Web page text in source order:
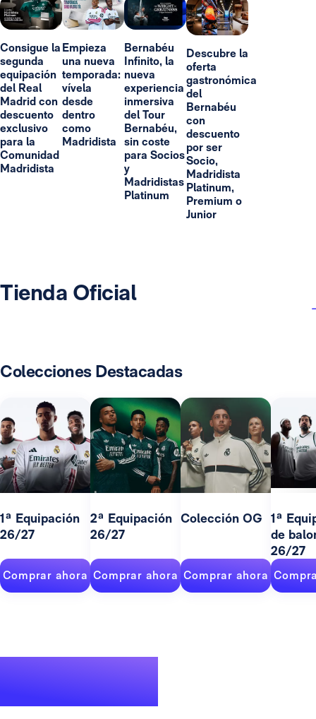
Consigue la
segunda
equipación
del Real
Madrid con
descuento
exclusivo
para la
Comunidad
Madridista
Empieza
una nueva
temporada:
vívela
desde
dentro
como
Madridista
Bernabéu
Infinito, la
nueva
experiencia
inmersiva
del Tour
Bernabéu,
sin coste
para Socios
y
Madridistas
Platinum
Descubre la
oferta
gastronómica
del
Bernabéu
con
descuento
por ser
Socio,
Madridista
Platinum,
Premium o
Junior
Tienda Oficial
Colecciones Destacadas
1ª Equipación
26/27
Comprar ahora
2ª Equipación
26/27
Comprar ahora
Colección OG
Comprar ahora
1ª
de
26/27